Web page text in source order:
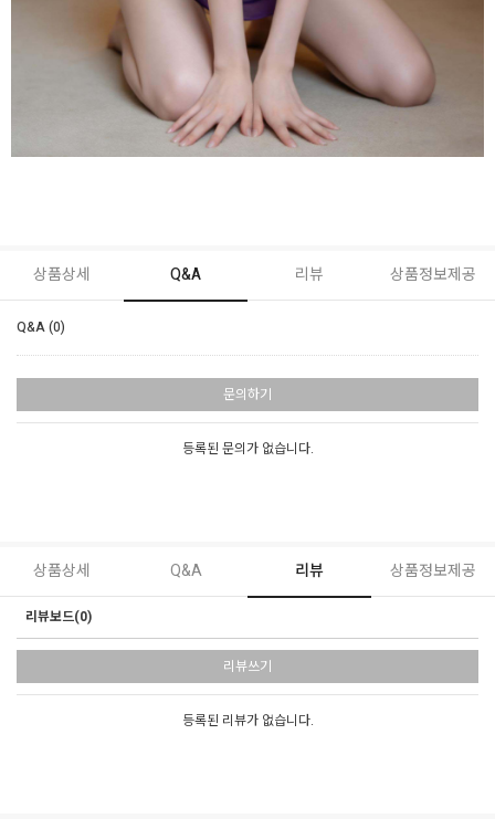
상품상세 Q&A 리뷰 상품정보제공
Q&A (0)
문의하기
등록된 문의가 없습니다.
상품상세 Q&A 리뷰 상품정보제공
리뷰보드(0)
리뷰쓰기
등록된 리뷰가 없습니다.